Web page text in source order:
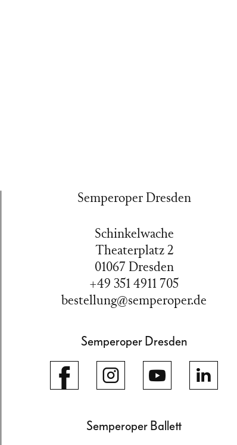
Semperoper Dresden
Schinkelwache
Theaterplatz 2
01067 Dresden
+49 351 4911 705
bestellung@semperoper.de
Semperoper Dresden
Semperoper Ballett